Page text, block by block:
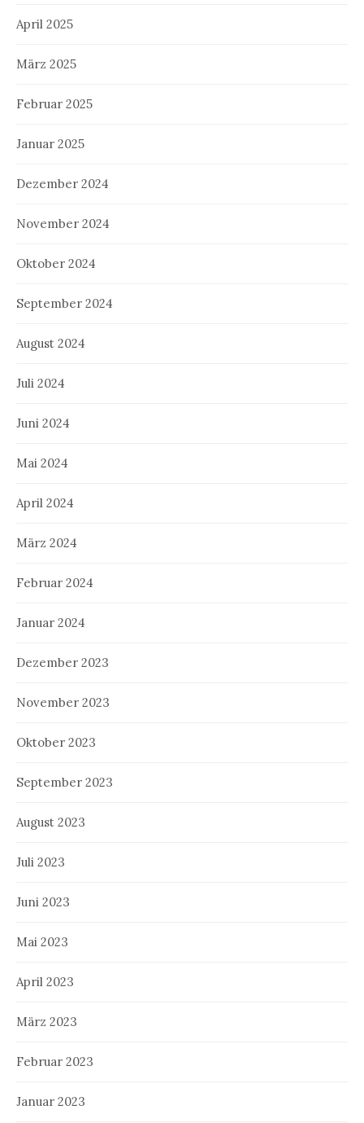
April 2025
März 2025
Februar 2025
Januar 2025
Dezember 2024
November 2024
Oktober 2024
September 2024
August 2024
Juli 2024
Juni 2024
Mai 2024
April 2024
März 2024
Februar 2024
Januar 2024
Dezember 2023
November 2023
Oktober 2023
September 2023
August 2023
Juli 2023
Juni 2023
Mai 2023
April 2023
März 2023
Februar 2023
Januar 2023